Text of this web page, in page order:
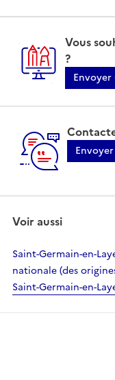
Vous
?
Voir aussi
Saint-Germain-en-
nationale (des
Saint-Germain-en-